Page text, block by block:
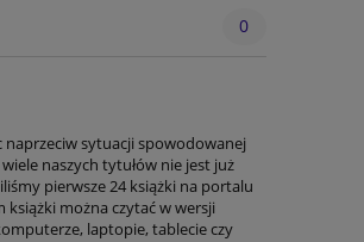
0
sytuacji spowodowanej
naszych tytułów nie jest już
pierwsze 24 książki na portalu
książki można czytać w wersji
laptopie, tablecie czy